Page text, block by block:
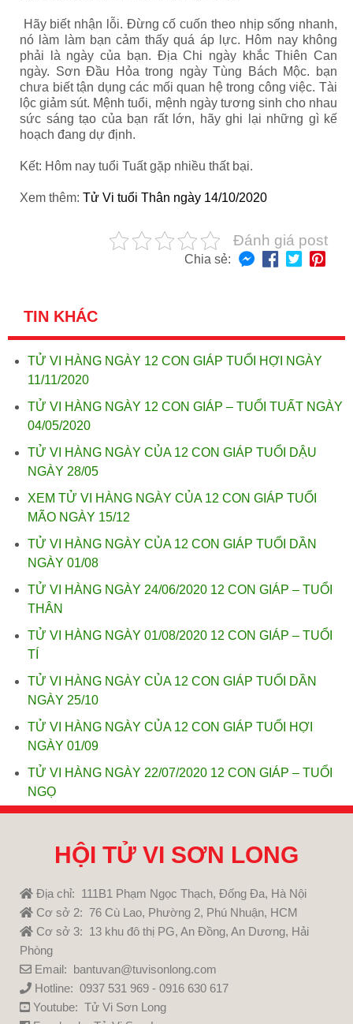
Hãy biết nhận lỗi. Đừng cố cuốn theo nhịp sống nhanh,
nó làm làm bạn cảm thấy quá áp lực. Hôm nay không
phải là ngày của bạn. Địa Chi ngày khắc Thiên Can
ngày. Sơn Đầu Hỏa trong ngày Tùng Bách Mộc. bạn
chưa biết tận dụng các mối quan hệ trong công việc. Tài
lộc giảm sút. Mệnh tuổi, mệnh ngày tương sinh cho nhau
sức sáng tạo của bạn rất lớn, hãy ghi lại những gì kế
hoạch đang dự định.
Kết: Hôm nay tuổi Tuất gặp nhiều thất bại.
Xem thêm: Tử Vi tuổi Thân ngày 14/10/2020
Đánh giá post
Chia sẻ:
TIN KHÁC
TỬ VI HÀNG NGÀY 12 CON GIÁP TUỔI HỢI NGÀY
11/11/2020
TỬ VI HÀNG NGÀY 12 CON GIÁP – TUỔI TUẤT NGÀY
04/05/2020
TỬ VI HÀNG NGÀY CỦA 12 CON GIÁP TUỔI DẬU
NGÀY 28/05
XEM TỬ VI HÀNG NGÀY CỦA 12 CON GIÁP TUỔI
MÃO NGÀY 15/12
TỬ VI HÀNG NGÀY CỦA 12 CON GIÁP TUỔI DẦN
NGÀY 01/08
TỬ VI HÀNG NGÀY 24/06/2020 12 CON GIÁP – TUỔI
THÂN
TỬ VI HÀNG NGÀY 01/08/2020 12 CON GIÁP – TUỔI
TÍ
TỬ VI HÀNG NGÀY CỦA 12 CON GIÁP TUỔI DẦN
NGÀY 25/10
TỬ VI HÀNG NGÀY CỦA 12 CON GIÁP TUỔI HỢI
NGÀY 01/09
TỬ VI HÀNG NGÀY 22/07/2020 12 CON GIÁP – TUỔI
NGỌ
HỘI TỬ VI SƠN LONG
Địa chỉ: 111B1 Phạm Ngọc Thạch, Đống Đa, Hà Nội
Cơ sở 2: 76 Cù Lao, Phường 2, Phú Nhuận, HCM
Cơ sở 3: 13 khu đô thị PG, An Đồng, An Dương, Hải
Phòng
Email: bantuvan@tuvisonlong.com
Hotline: 0937 531 969 - 0916 630 617
Youtube: Tử Vi Sơn Long